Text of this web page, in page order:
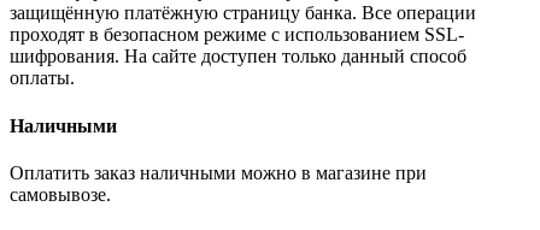
защищённую платёжную страницу банка. Все операции
проходят в безопасном режиме с использованием SSL-
шифрования. На сайте доступен только данный способ
оплаты.
Наличными
Оплатить заказ наличными можно в магазине при
самовывозе.